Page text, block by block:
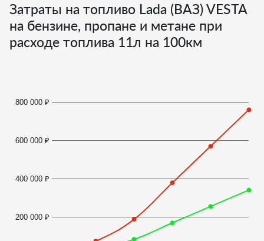
Затраты на топливо Lada (ВАЗ) VESTA
на бензине, пропане и метане при
расходе топлива 11л на 100км
200 000 ₽
400 000 ₽
600 000 ₽
800 000 ₽